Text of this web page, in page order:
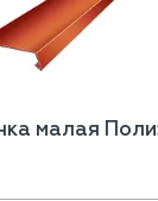
малая